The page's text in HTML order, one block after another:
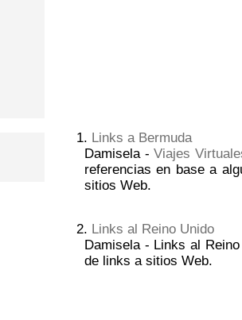
1. Links a Bermuda
Damisela -Viajes
referencias en base a
sitios Web.
2. Links al Reino Unido
Damisela - Links al
de links a sitios Web.